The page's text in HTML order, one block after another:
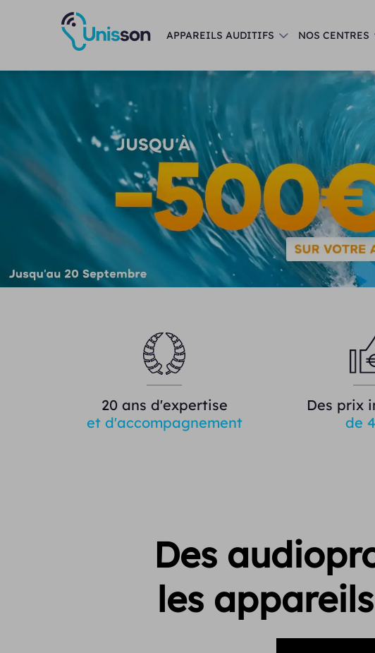
APPAREILS AUDITIFS NOS CENTRES
20 ans d'expertise
et d'accompagnement
Des prix
de
Des
les